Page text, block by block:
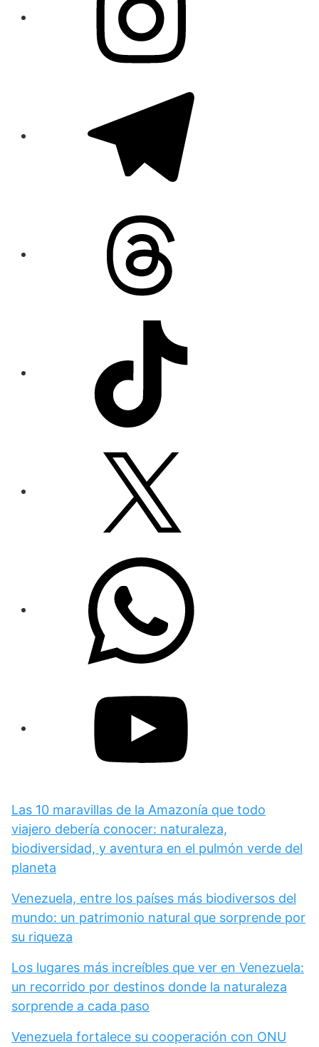
Las 10 maravillas de la Amazonía que todo
viajero debería conocer: naturaleza,
biodiversidad, y aventura en el pulmón verde del
planeta
Venezuela, entre los países más biodiversos del
mundo: un patrimonio natural que sorprende por
su riqueza
Los lugares más increíbles que ver en Venezuela:
un recorrido por destinos donde la naturaleza
sorprende a cada paso
Venezuela fortalece su cooperación con ONU